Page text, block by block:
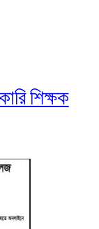
শিক্ষক